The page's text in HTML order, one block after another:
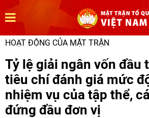
HOẠT ĐỘNG CỦA MẶT TRẬN
Tỷ lệ giải ngân vốn đầu
tiêu chí đánh giá mức
nhiệm vụ của tập thể,
đứng đầu đơn vị